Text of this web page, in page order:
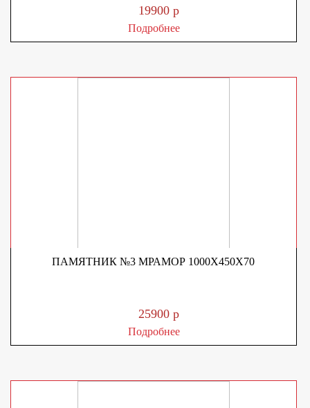
19900 р
Подробнее
ПАМЯТНИК №3 МРАМОР 1000Х450Х70
25900 р
Подробнее